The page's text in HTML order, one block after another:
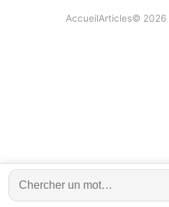
AccueilArticles© 2026